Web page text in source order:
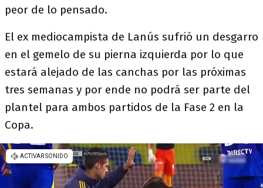
peor de lo pensado.
El ex mediocampista de Lanús sufrió un desgarro
en el gemelo de su pierna izquierda por lo que
estará alejado de las canchas por las próximas
tres semanas y por ende no podrá ser parte del
plantel para ambos partidos de la Fase 2 en la
Copa.